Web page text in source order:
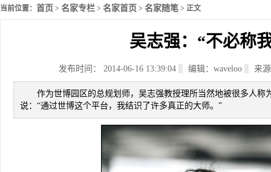
当前位置： 首页 > 名家专栏 > 名家首页 > 名家随笔 > 正文
吴志强：“不必称
发布时间： 2014-06-16 13:39:04 编辑：waveloo 来
作为世博园区的总规划师，吴志强教授理所当然地被很多人称
说：“通过世博这个平台，我结识了许多真正的大师。”